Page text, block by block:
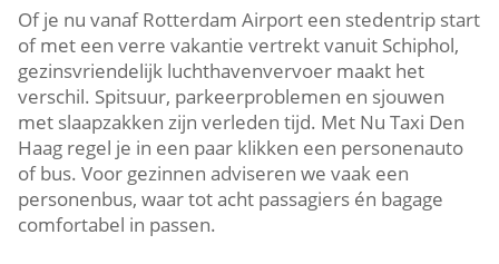
Of je nu vanaf Rotterdam Airport een stedentrip start
of met een verre vakantie vertrekt vanuit Schiphol,
gezinsvriendelijk luchthavenvervoer maakt het
verschil. Spitsuur, parkeerproblemen en sjouwen
met slaapzakken zijn verleden tijd. Met Nu Taxi Den
Haag regel je in een paar klikken een personenauto
of bus. Voor gezinnen adviseren we vaak een
personenbus, waar tot acht passagiers én bagage
comfortabel in passen.